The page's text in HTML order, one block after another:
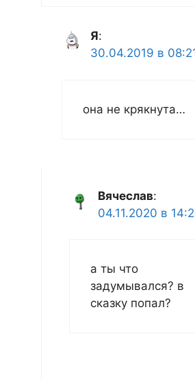
Я:
30.04.2019 в
она не крякнута…
Вячеслав:
04.11.2020 в
а ты что
задумывался? в
сказку попал?